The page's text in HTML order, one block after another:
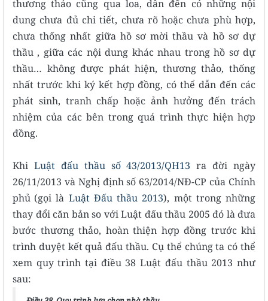
thương thảo cũng qua loa, dẫn đến có những nội
dung chưa đủ chi tiết, chưa rõ hoặc chưa phù hợp,
chưa thống nhất giữa hồ sơ mời thầu và hồ sơ dự
thầu , giữa các nội dung khác nhau trong hồ sơ dự
thầu… không được phát hiện, thương thảo, thống
nhất trước khi ký kết hợp đồng, có thể dẫn đến các
phát sinh, tranh chấp hoặc ảnh hưởng đến trách
nhiệm của các bên trong quá trình thực hiện hợp
đồng.
Khi Luật đấu thầu số 43/2013/QH13 ra đời ngày
26/11/2013 và Nghị định số 63/2014/NĐ-CP của Chính
phủ (gọi là Luật Đấu thầu 2013), một trong những
thay đổi căn bản so với Luật đấu thầu 2005 đó là đưa
bước thương thảo, hoàn thiện hợp đồng trước khi
trình duyệt kết quả đấu thầu. Cụ thể chúng ta có thể
xem quy trình tại điều 38 Luật đấu thầu 2013 như
sau: